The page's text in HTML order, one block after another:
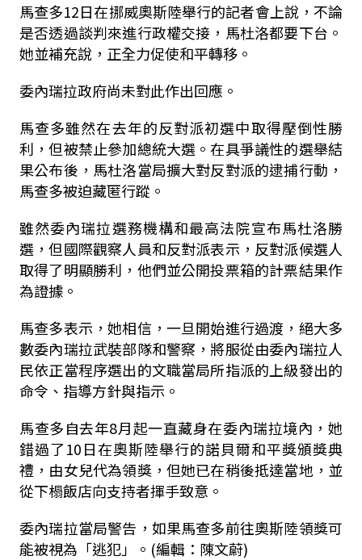
馬查多12日在挪威奧斯陸舉行的記者會上說，不論
是否透過談判來進行政權交接，馬杜洛都要下台。
她並補充說，正全力促使和平轉移。
委內瑞拉政府尚未對此作出回應。
馬查多雖然在去年的反對派初選中取得壓倒性勝
利，但被禁止參加總統大選。在具爭議性的選舉結
果公布後，馬杜洛當局擴大對反對派的逮捕行動，
馬查多被迫藏匿行蹤。
雖然委內瑞拉選務機構和最高法院宣布馬杜洛勝
選，但國際觀察人員和反對派表示，反對派候選人
取得了明顯勝利，他們並公開投票箱的計票結果作
為證據。
馬查多表示，她相信，一旦開始進行過渡，絕大多
數委內瑞拉武裝部隊和警察，將服從由委內瑞拉人
民依正當程序選出的文職當局所指派的上級發出的
命令、指導方針與指示。
馬查多自去年8月起一直藏身在委內瑞拉境內，她
錯過了10日在奧斯陸舉行的諾貝爾和平獎頒獎典
禮，由女兒代為領獎，但她已在稍後抵達當地，並
從下榻飯店向支持者揮手致意。
委內瑞拉當局警告，如果馬查多前往奧斯陸領獎可
能被視為「逃犯」。(編輯：陳文蔚)